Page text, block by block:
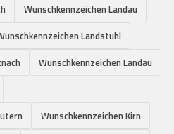
Wunschkennzeichen Landau
Landstuhl
Wunschkennzeichen Landau
Wunschkennzeichen Kirn